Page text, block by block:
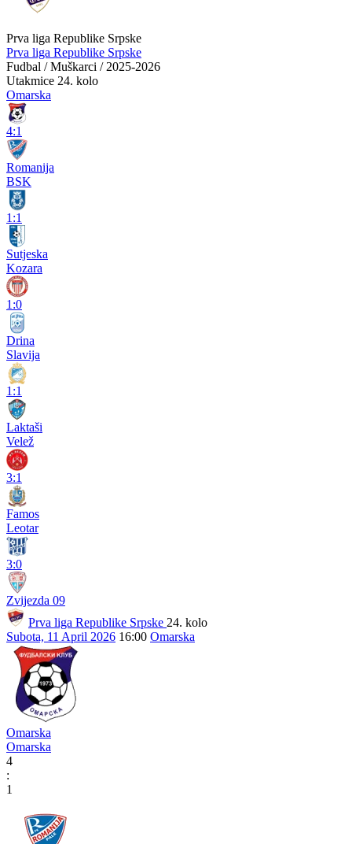
Prva liga Republike Srpske
Prva liga Republike Srpske
Fudbal / Muškarci / 2025-2026
Utakmice 24. kolo
Omarska
4:1
Romanija
BSK
1:1
Sutjeska
Kozara
1:0
Drina
Slavija
1:1
Laktaši
Velež
3:1
Famos
Leotar
3:0
Zvijezda 09
Prva liga Republike Srpske 24. kolo
Subota, 11 April 2026 16:00 Omarska
Omarska
Omarska
4
:
1